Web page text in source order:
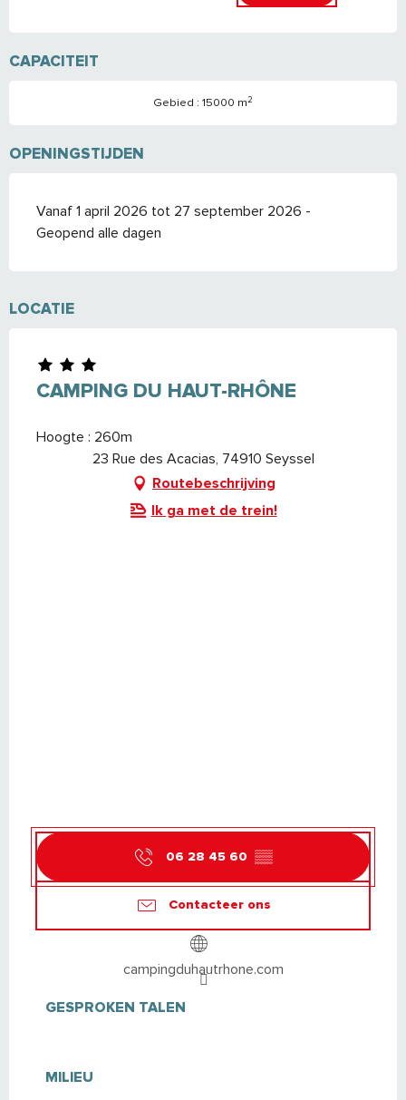
CAPACITEIT
Gebied : 15000 m2
OPENINGSTIJDEN
Vanaf 1 april 2026 tot 27 september 2026 -
Geopend alle dagen
LOCATIE
CAMPING DU HAUT-RHÔNE
Hoogte : 260m
23 Rue des Acacias, 74910 Seyssel
Routebeschrijving
Ik ga met de trein!
06 28 45 60 ▒▒
Contacteer ons
campingduhautrhone.com
GESPROKEN TALEN
GESPROKEN TALEN
MILIEU
MILIEU